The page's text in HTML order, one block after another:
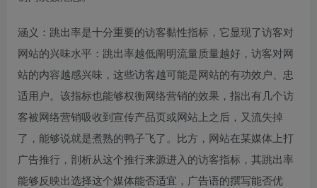
涵义：跳出率是十分重要的访客黏性指标，它显现了访客对
网站的兴味水平：跳出率越低阐明流量质量越好，访客对网
站的内容越感兴味，这些访客越可能是网站的有功效户、忠
适用户。该指标也能够权衡网络营销的效果，指出有几个访
客被网络营销吸收到宣传产品页或网站上之后，又流失掉
了，能够说就是煮熟的鸭子飞了。比方，网站在某媒体上打
广告推行，剖析从这个推行来源进入的访客指标，其跳出率
能够反映出选择这个媒体能否适宜，广告语的撰写能否优